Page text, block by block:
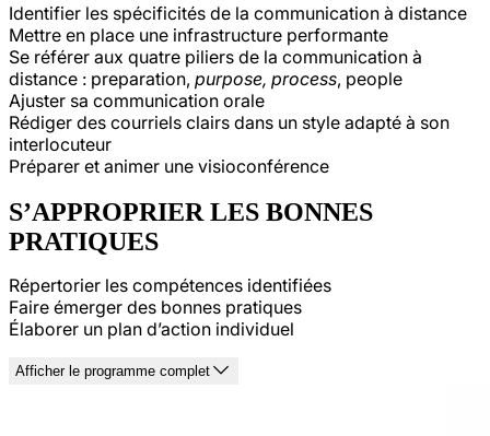
Identifier les spécificités de la communication à distance
Mettre en place une infrastructure performante
Se référer aux quatre piliers de la communication à
distance : preparation, purpose, process, people
Ajuster sa communication orale
Rédiger des courriels clairs dans un style adapté à son
interlocuteur
Préparer et animer une visioconférence
S’APPROPRIER LES BONNES
PRATIQUES
Répertorier les compétences identifiées
Faire émerger des bonnes pratiques
Élaborer un plan d’action individuel
Afficher le programme complet